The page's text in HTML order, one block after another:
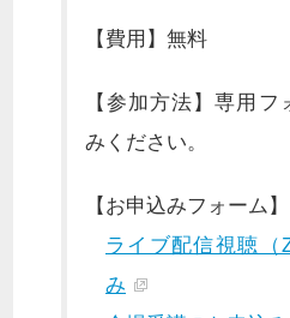
【費用】無料
【参加方法】専用
みください。
【お申込みフォーム】
ライブ配信視聴（
み